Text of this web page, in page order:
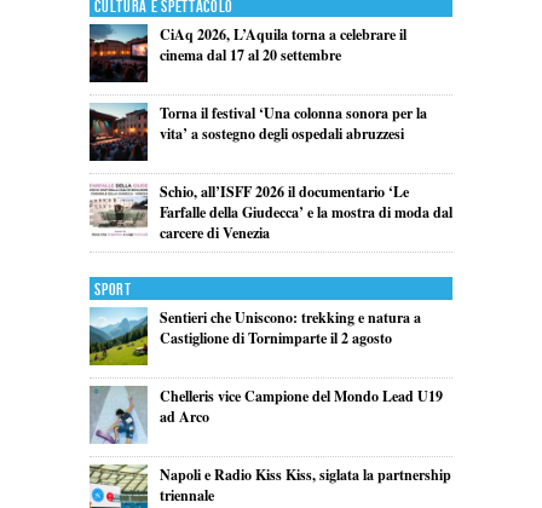
Cultura e Spettacolo
CiAq 2026, L’Aquila torna a celebrare il
cinema dal 17 al 20 settembre
Torna il festival ‘Una colonna sonora per la
vita’ a sostegno degli ospedali abruzzesi
Schio, all’ISFF 2026 il documentario ‘Le
Farfalle della Giudecca’ e la mostra di moda dal
carcere di Venezia
Sport
Sentieri che Uniscono: trekking e natura a
Castiglione di Tornimparte il 2 agosto
Chelleris vice Campione del Mondo Lead U19
ad Arco
Napoli e Radio Kiss Kiss, siglata la partnership
triennale